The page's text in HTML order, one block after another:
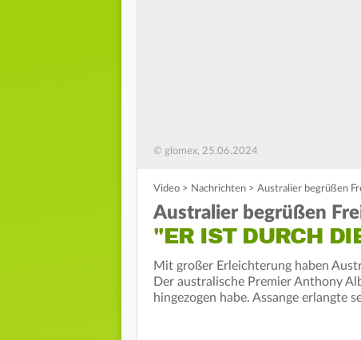
© glomex, 25.06.2024
Video > Nachrichten > Australier begrüßen
Australier begrüßen
"ER IST DURCH
Mit großer Erleichterung haben
Der australische Premier Anthony
hingezogen habe. Assange erlangte